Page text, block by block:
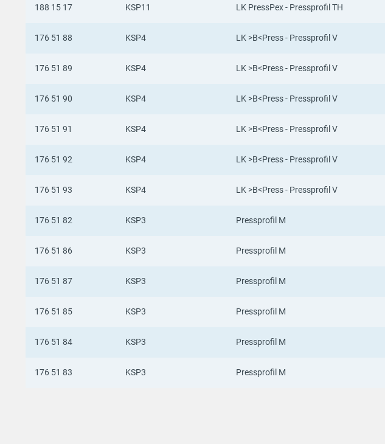
188 15 17 KSP11 LK PressPex - Pressprofil TH
176 51 88 KSP4 LK >B<Press - Pressprofil V
176 51 89 KSP4 LK >B<Press - Pressprofil V
176 51 90 KSP4 LK >B<Press - Pressprofil V
176 51 91 KSP4 LK >B<Press - Pressprofil V
176 51 92 KSP4 LK >B<Press - Pressprofil V
176 51 93 KSP4 LK >B<Press - Pressprofil V
176 51 82 KSP3 Pressprofil M
176 51 86 KSP3 Pressprofil M
176 51 87 KSP3 Pressprofil M
176 51 85 KSP3 Pressprofil M
176 51 84 KSP3 Pressprofil M
176 51 83 KSP3 Pressprofil M